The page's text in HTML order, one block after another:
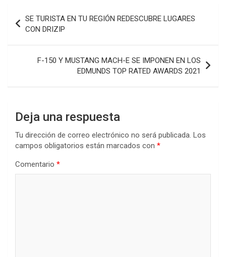
de
entradas
SE TURISTA EN TU REGIÓN REDESCUBRE LUGARES
CON DRIZIP
F-150 Y MUSTANG MACH-E SE IMPONEN EN LOS
EDMUNDS TOP RATED AWARDS 2021
Deja una respuesta
Tu dirección de correo electrónico no será publicada. Los
campos obligatorios están marcados con *
Comentario *